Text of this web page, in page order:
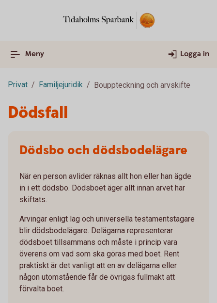
Meny Logga in
Privat Familjejuridik Bouppteckning och arvskifte
Dödsfall
Dödsbo och dödsbodelägare
När en person avlider räknas allt hon eller han ägde
in i ett dödsbo. Dödsboet äger allt innan arvet har
skiftats.
Arvingar enligt lag och universella testamentstagare
blir dödsbodelägare. Delägarna representerar
dödsboet tillsammans och måste i princip vara
överens om vad som ska göras med boet. Rent
praktiskt är det vanligt att en av delägarna eller
någon utomstående får de övrigas fullmakt att
förvalta boet.